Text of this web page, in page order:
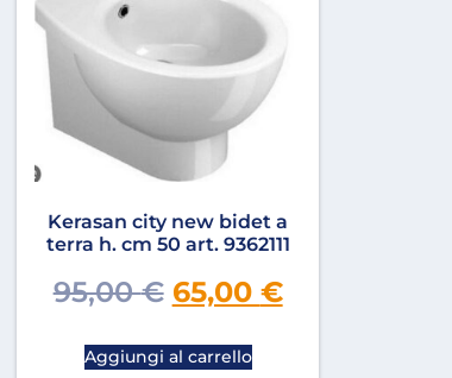
Kerasan city new bidet a
terra h. cm 50 art. 9362111
95,00€ 65,00 €
Aggiungi al carrello